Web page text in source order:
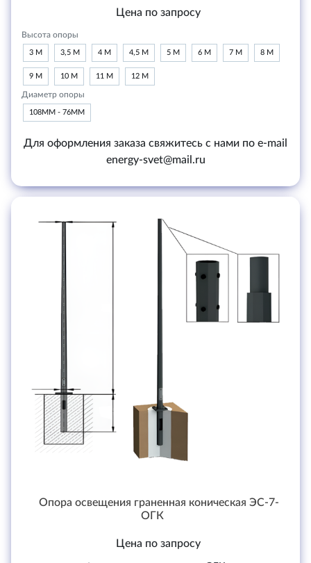
Цена по запросу
Высота опоры
3 М 3,5 М 4 М 4,5 М 5 М 6 М 7 М 8 М
9 М 10 М 11 М 12 М
Диаметр опоры
108ММ - 76ММ
Для оформления заказа свяжитесь с нами по e-mail
energy-svet@mail.ru
Опора освещения граненная коническая ЭС-7-
ОГК
Цена по запросу